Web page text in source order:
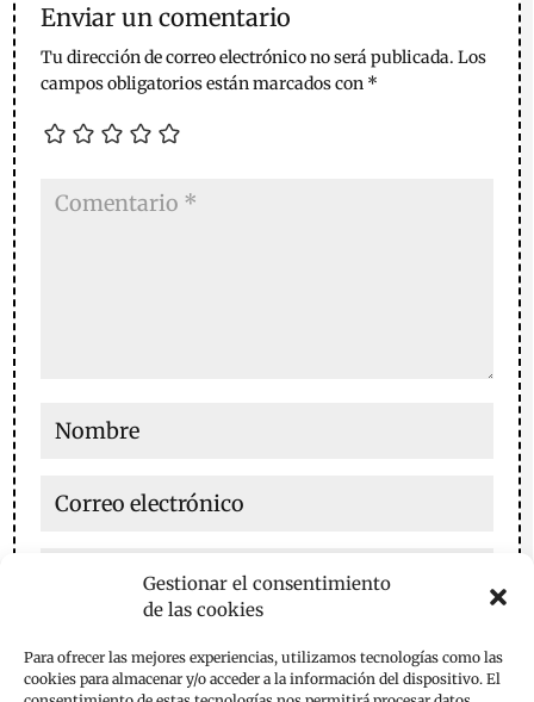
Gestionar el consentimiento
de las cookies
Para ofrecer las mejores experiencias, utilizamos tecnologías como las
cookies para almacenar y/o acceder a la información del dispositivo. El
Enviar un comentario
Tu dirección de correo electrónico no será publicada. Los
campos obligatorios están marcados con *
navegador para la próxima vez que comente.